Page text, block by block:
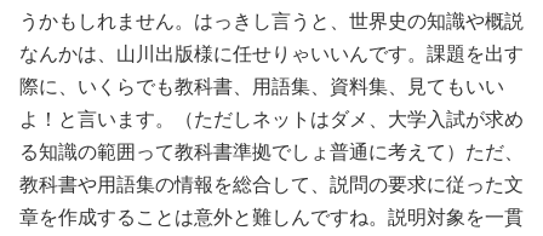
うかもしれません。はっきし言うと、世界史の知識や概説
なんかは、山川出版様に任せりゃいいんです。課題を出す
際に、いくらでも教科書、用語集、資料集、見てもいい
よ！と言います。（ただしネットはダメ、大学入試が求め
る知識の範囲って教科書準拠でしょ普通に考えて）ただ、
教科書や用語集の情報を総合して、説問の要求に従った文
章を作成することは意外と難しんですね。説明対象を一貫